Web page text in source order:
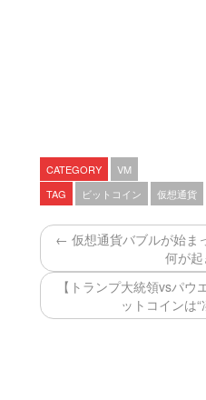
CATEGORY
VM
TAG
ビットコイン 仮想通貨
← 仮想通貨バブルが始ま
何が起
【トランプ大統領vsパ
ットコインは